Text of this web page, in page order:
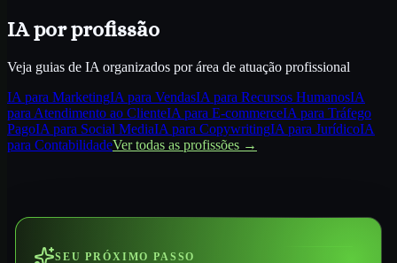
IA por profissão
Veja guias de IA organizados por área de atuação profissional
IA para MarketingIA para VendasIA para Recursos HumanosIA
para Atendimento ao ClienteIA para E-commerceIA para Tráfego
PagoIA para Social MediaIA para CopywritingIA para JurídicoIA
para ContabilidadeVer todas as profissões →
SEU PRÓXIMO PASSO